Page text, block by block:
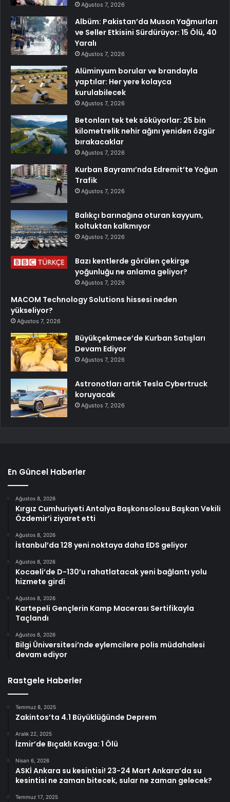
Ağustos 7, 2026
Albüm: Pakistan’da Muson Yağmurları
ve Seller Etkisini Sürdürüyor: 15 Ölü, 40
Yaralı
Ağustos 7, 2026
Alüminyum borular ve brandayla
yaptılar: Her yere kolayca
kurulabilecek
Ağustos 7, 2026
Betonları tek tek söküyorlar: 25 bin
kilometrelik nehir ağını yeniden özgür
bırakacaklar
Ağustos 7, 2026
Kurban Bayramı’nda Edremit’te Yoğun
Trafik
Ağustos 7, 2026
Balıkçı barınağına oturan kayyum,
koltuktan kalkmıyor
Ağustos 7, 2026
Bazı kentlerde görülen çekirge
yoğunluğu ne anlama geliyor?
Ağustos 7, 2026
MACOM Technology Solutions hissesi neden
yükseliyor?
Ağustos 7, 2026
Büyükçekmece’de Kurban Satışları
Devam Ediyor
Ağustos 7, 2026
Astronotları artık Tesla Cybertruck
koruyacak
Ağustos 7, 2026
En Güncel Haberler
Ağustos 8, 2026
Kırgız Cumhuriyeti Antalya Başkonsolosu Başkan Vekili
Özdemir’i ziyaret etti
Ağustos 8, 2026
İstanbul’da 128 yeni noktaya daha EDS geliyor
Ağustos 8, 2026
Kocaeli’de D-130’u rahatlatacak yeni bağlantı yolu
hizmete girdi
Ağustos 8, 2026
Kartepeli Gençlerin Kamp Macerası Sertifikayla
Taçlandı
Ağustos 8, 2026
Bilgi Üniversitesi’nde eylemcilere polis müdahalesi
devam ediyor
Rastgele Haberler
Temmuz 8, 2025
Zakintos’ta 4.1 Büyüklüğünde Deprem
Aralık 22, 2025
İzmir’de Bıçaklı Kavga: 1 Ölü
Nisan 6, 2026
ASKİ Ankara su kesintisi! 23-24 Mart Ankara’da su
kesintisi ne zaman bitecek, sular ne zaman gelecek?
Temmuz 17, 2025